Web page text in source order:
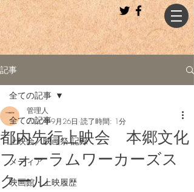
記事
全ての記事
上映会／映画祭 記録
メディア
映画館・上映履歴
全ての記事
都内先行上映会 本郷文化
フォーラムワーカーズス
クール
管理人
2020年9月26日 読了時間: 1分